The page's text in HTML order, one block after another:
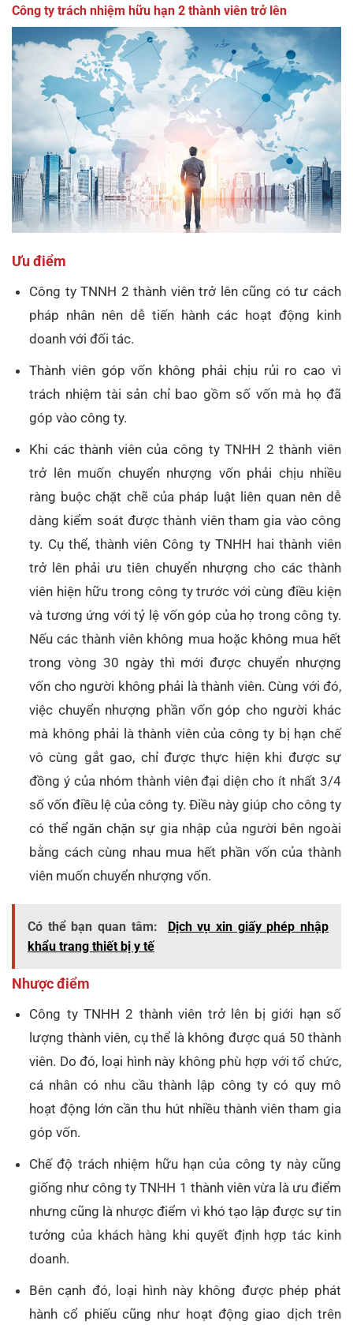
Công ty trách nhiệm hữu hạn 2 thành viên trở lên
Ưu điểm
Công ty TNNH 2 thành viên trở lên cũng có tư cách
pháp nhân nên dễ tiến hành các hoạt động kinh
doanh với đối tác.
Thành viên góp vốn không phải chịu rủi ro cao vì
trách nhiệm tài sản chỉ bao gồm số vốn mà họ đã
góp vào công ty.
Khi các thành viên của công ty TNHH 2 thành viên
trở lên muốn chuyển nhượng vốn phải chịu nhiều
ràng buộc chặt chẽ của pháp luật liên quan nên dễ
dàng kiểm soát được thành viên tham gia vào công
ty. Cụ thể, thành viên Công ty TNHH hai thành viên
trở lên phải ưu tiên chuyển nhượng cho các thành
viên hiện hữu trong công ty trước với cùng điều kiện
và tương ứng với tỷ lệ vốn góp của họ trong công ty.
Nếu các thành viên không mua hoặc không mua hết
trong vòng 30 ngày thì mới được chuyển nhượng
vốn cho người không phải là thành viên. Cùng với đó,
việc chuyển nhượng phần vốn góp cho người khác
mà không phải là thành viên của công ty bị hạn chế
vô cùng gắt gao, chỉ được thực hiện khi được sự
đồng ý của nhóm thành viên đại diện cho ít nhất 3/4
số vốn điều lệ của công ty. Điều này giúp cho công ty
có thể ngăn chặn sự gia nhập của người bên ngoài
bằng cách cùng nhau mua hết phần vốn của thành
viên muốn chuyển nhượng vốn.
Có thể bạn quan tâm:
Dịch vụ xin giấy phép nhập
khẩu trang thiết bị y tế
Nhược điểm
Công ty TNHH 2 thành viên trở lên bị giới hạn số
lượng thành viên, cụ thể là không được quá 50 thành
viên. Do đó, loại hình này không phù hợp với tổ chức,
cá nhân có nhu cầu thành lập công ty có quy mô
hoạt động lớn cần thu hút nhiều thành viên tham gia
góp vốn.
Chế độ trách nhiệm hữu hạn của công ty này cũng
giống như công ty TNHH 1 thành viên vừa là ưu điểm
nhưng cũng là nhược điểm vì khó tạo lập được sự tin
tưởng của khách hàng khi quyết định hợp tác kinh
doanh.
Bên cạnh đó, loại hình này không được phép phát
hành cổ phiếu cũng như hoạt động giao dịch trên